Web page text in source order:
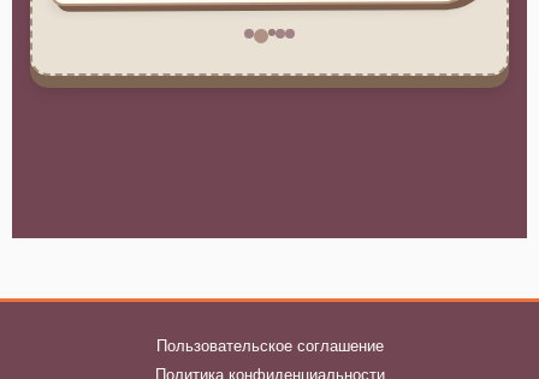
Пользовательское соглашение
Политика конфиденциальности